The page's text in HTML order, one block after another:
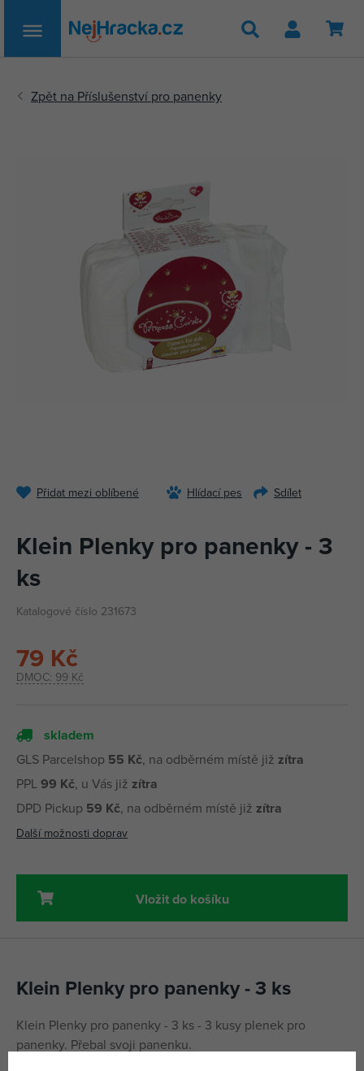
Hledat
Přidat mezi oblíbené Hlídací pes Sdílet
Klein Plenky pro panenky - 3
ks
Katalogové číslo 231673
DMOC: 99 Kč
79 Kč
skladem
GLS Parcelshop 55 Kč, na odběrném místě již zítra
PPL99 Kč, u Vás již zítra
DPD Pickup 59 Kč, na odběrném místě již zítra
Další možnosti doprav
Vložit do košíku
Klein Plenky pro panenky - 3 ks
Klein Plenky pro panenky - 3 ks - 3 kusy plenek pro
panenky. Přebal svoji panenku.